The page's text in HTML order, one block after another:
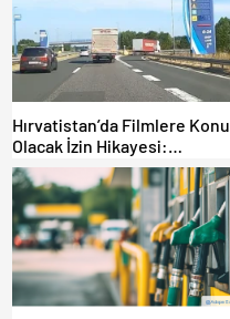
Hırvatistan’da Filmlere Konu
Olacak İzin Hikayesi:
Benzinlikte Eşini Unuttu!